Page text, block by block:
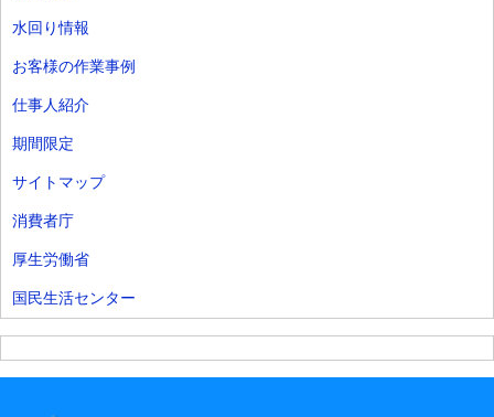
水回り情報
お客様の作業事例
仕事人紹介
期間限定
サイトマップ
消費者庁
厚生労働省
国民生活センター